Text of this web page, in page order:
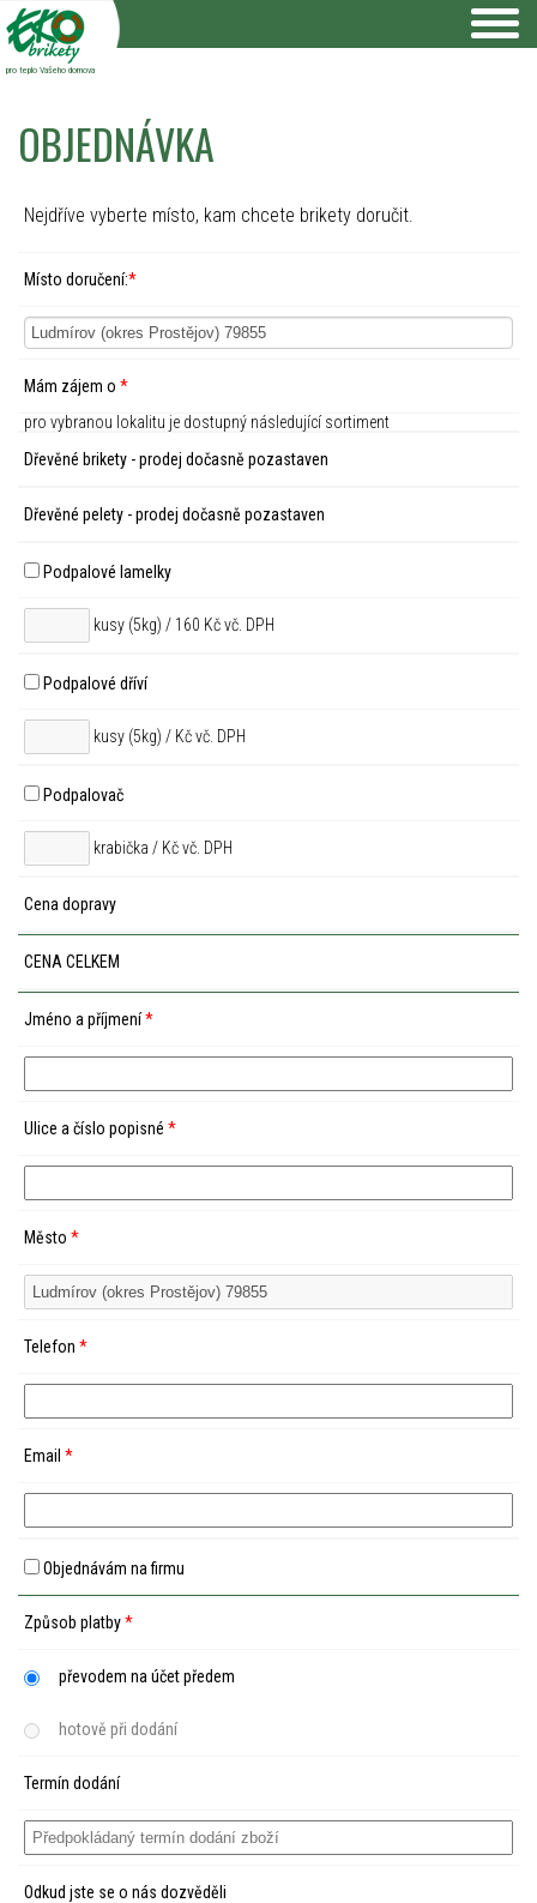
pro teplo Vašeho domova
OBJEDNÁVKA
Nejdříve vyberte místo, kam chcete brikety doručit.
Místo doručení:*
Mám zájem o *
pro vybranou lokalitu je dostupný následující sortiment
Dřevěné brikety - prodej dočasně pozastaven
Dřevěné pelety - prodej dočasně pozastaven
Podpalové lamelky
kusy (5kg) / 160 Kč vč. DPH
Podpalové dříví
kusy (5kg) / Kč vč. DPH
Podpalovač
krabička / Kč vč. DPH
Cena dopravy
CENA CELKEM
Jméno a příjmení*
Ulice a číslo popisné *
Město *
Telefon *
Email *
Objednávám na firmu
Způsob platby*
převodem na účet předem
hotově při dodání
Termín dodání
Odkud jste se o nás dozvěděli